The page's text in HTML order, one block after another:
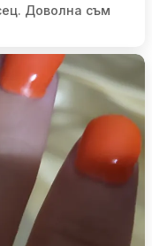
Доволна съм